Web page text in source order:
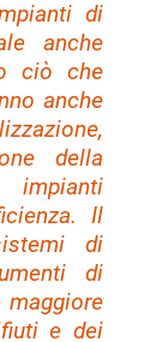
di
anche
ciò che
anche
della
impianti
Il
di
di
maggiore
e dei